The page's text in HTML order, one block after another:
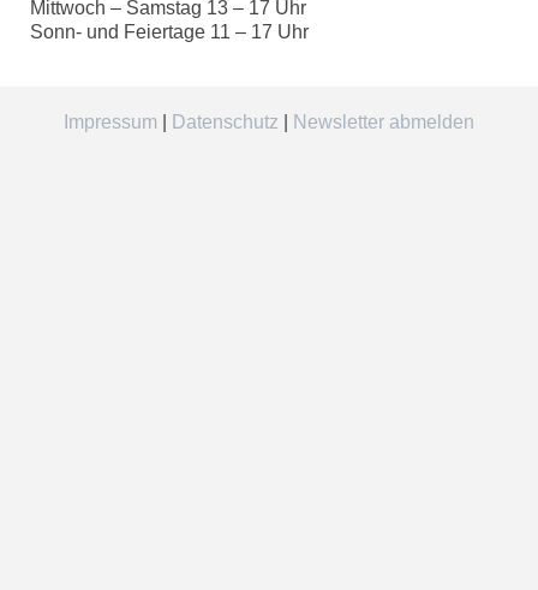
Mittwoch – Samstag 13 – 17 Uhr
Sonn- und Feiertage 11 – 17 Uhr
Impressum Datenschutz Newsletter abmelden